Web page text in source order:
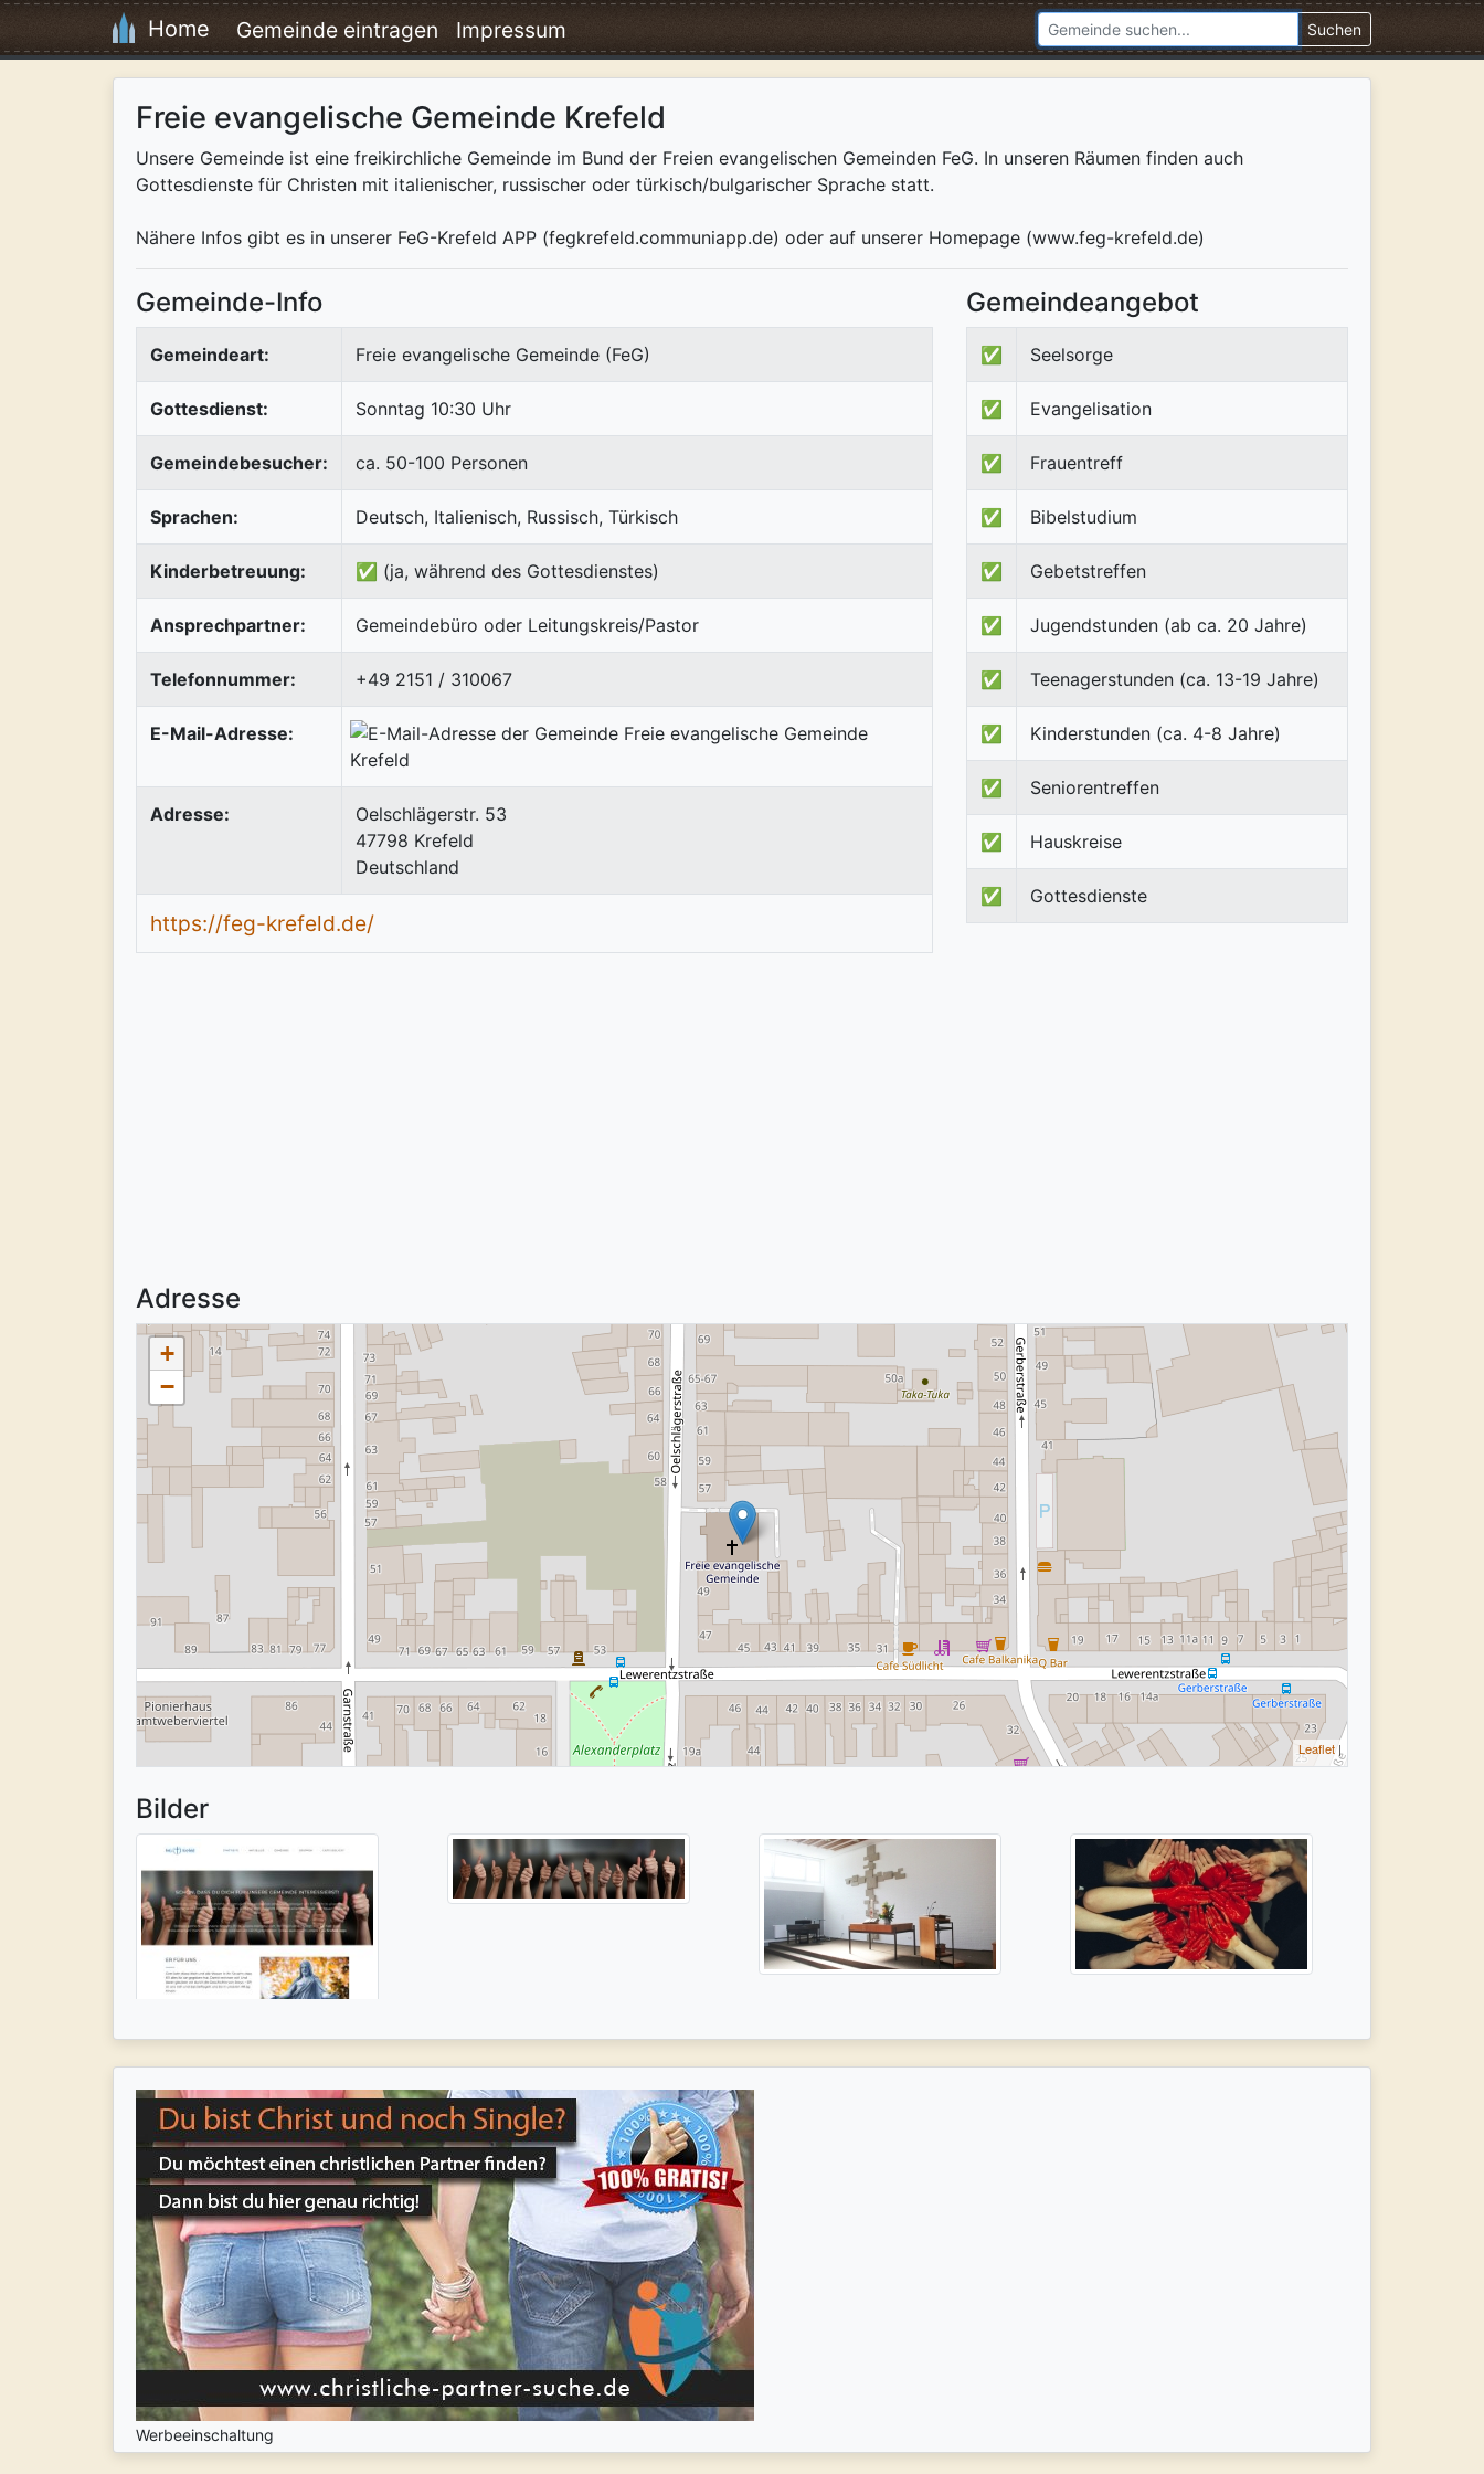
Home Gemeinde eintragen Impressum Suchen
Freie evangelische Gemeinde Krefeld
Unsere Gemeinde ist eine freikirchliche Gemeinde im Bund der Freien evangelischen Gemeinden FeG. In unseren Räumen finden auch
Gottesdienste für Christen mit italienischer, russischer oder türkisch/bulgarischer Sprache statt.
Nähere Infos gibt es in unserer FeG-Krefeld APP (fegkrefeld.communiapp.de) oder auf unserer Homepage (www.feg-krefeld.de)
Gemeinde-Info
Gemeindeart: Freie evangelische Gemeinde (FeG)
Gottesdienst: Sonntag 10:30 Uhr
Gemeindebesucher: ca. 50-100 Personen
Sprachen: Deutsch, Italienisch, Russisch, Türkisch
Kinderbetreuung: ✅ (ja, während des Gottesdienstes)
Ansprechpartner: Gemeindebüro oder Leitungskreis/Pastor
Telefonnummer: +49 2151 / 310067
E-Mail-Adresse:
Adresse:
Oelschlägerstr. 53
47798 Krefeld
Deutschland
https://feg-krefeld.de/
Gemeindeangebot
✅ Seelsorge
✅ Evangelisation
✅ Frauentreff
✅ Bibelstudium
✅ Gebetstreffen
✅ Jugendstunden (ab ca. 20 Jahre)
✅ Teenagerstunden (ca. 13-19 Jahre)
✅ Kinderstunden (ca. 4-8 Jahre)
✅ Seniorentreffen
✅ Hauskreise
✅ Gottesdienste
Adresse
+
−
Leaflet |
Bilder
Werbeeinschaltung